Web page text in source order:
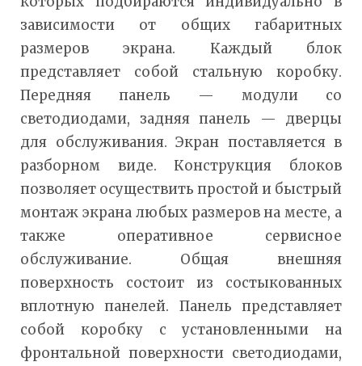
зависимости от общих габаритных
размеров экрана. Каждый блок
представляет собой стальную коробку.
Передняя панель — модули со
светодиодами, задняя панель — дверцы
для обслуживания. Экран поставляется в
разборном виде. Конструкция блоков
позволяет осуществить простой и быстрый
монтаж экрана любых размеров на месте, а
также оперативное сервисное
обслуживание. Общая внешняя
поверхность состоит из состыкованных
вплотную панелей. Панель представляет
собой коробку с установленными на
фронтальной поверхности светодиодами,